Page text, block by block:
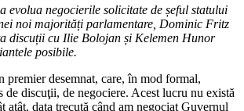
evolua negocierile solicitate de șeful statului
noi majorități parlamentare, Dominic Fritz
discuții cu Ilie Bolojan și Kelemen Hunor
posibile.
premier desemnat, care, în mod formal,
de discuţii, de negociere. Acest lucru nu există
atât, data trecută când am negociat Guvernul